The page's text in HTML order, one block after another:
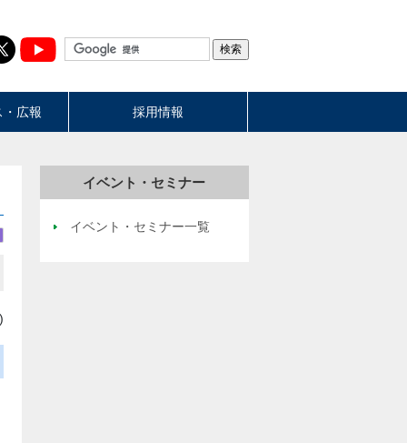
広報 採用情報
イベント・セミナー
イベント・セミナー一覧